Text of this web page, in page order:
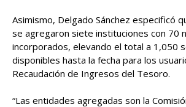
Asimismo, Delgado Sánchez especificó
se agregaron siete instituciones con 70
incorporados, elevando el total a 1,050
disponibles hasta la fecha para los
Recaudación de Ingresos del Tesoro.
“Las entidades agregadas son la